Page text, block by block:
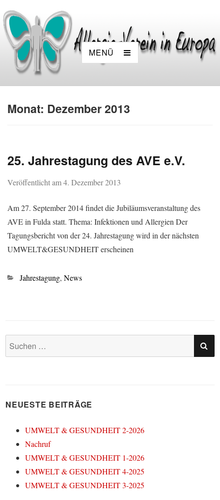
MENÜ
Monat: Dezember 2013
25. Jahrestagung des AVE e.V.
Veröffentlicht am4. Dezember 2013
Am 27. September 2014 findet die Jubiläumsveranstaltung des
AVE in Fulda statt. Thema: Infektionen und Allergien Der
Tagungsbericht von der 24. Jahrestagung wird in der nächsten
UMWELT&GESUNDHEIT erscheinen
Kategorien
Jahrestagung, News
Suchen
nach:
NEUESTE BEITRÄGE
UMWELT & GESUNDHEIT 2-2026
Nachruf
UMWELT & GESUNDHEIT 1-2026
UMWELT & GESUNDHEIT 4-2025
UMWELT & GESUNDHEIT 3-2025